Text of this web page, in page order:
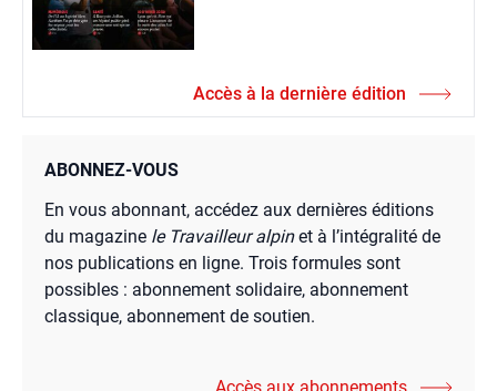
Accès à la dernière édition
ABONNEZ-VOUS
En vous abonnant, accédez aux dernières éditions
du magazine le Travailleur alpinet à l’intégralité de
nos publications en ligne. Trois formules sont
possibles : abonnement solidaire, abonnement
classique, abonnement de soutien.